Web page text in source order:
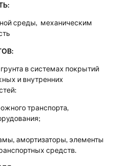
среды, механическим
в системах покрытий
и внутренних
транспорта,
амортизаторы, элементы
средств.